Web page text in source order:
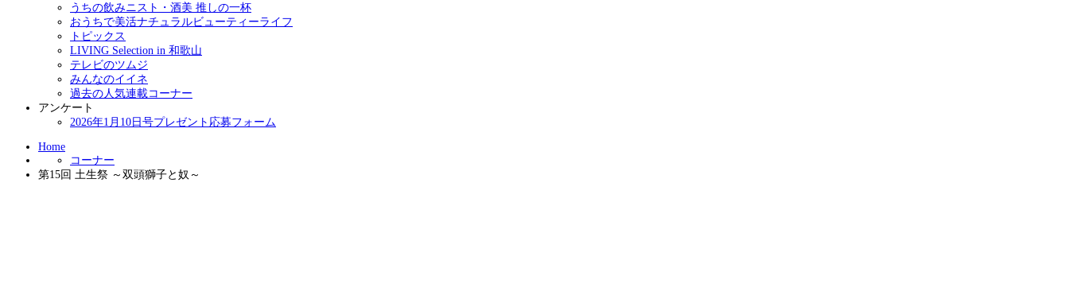
うちの飲みニスト・酒美 推しの一杯
おうちで美活ナチュラルビューティーライフ
トピックス
LIVING Selection in 和歌山
テレビのツムジ
みんなのイイネ
過去の人気連載コーナー
アンケート
2026年1月10日号プレゼント応募フォーム
Home
コーナー
第15回 土生祭 ～双頭獅子と奴～